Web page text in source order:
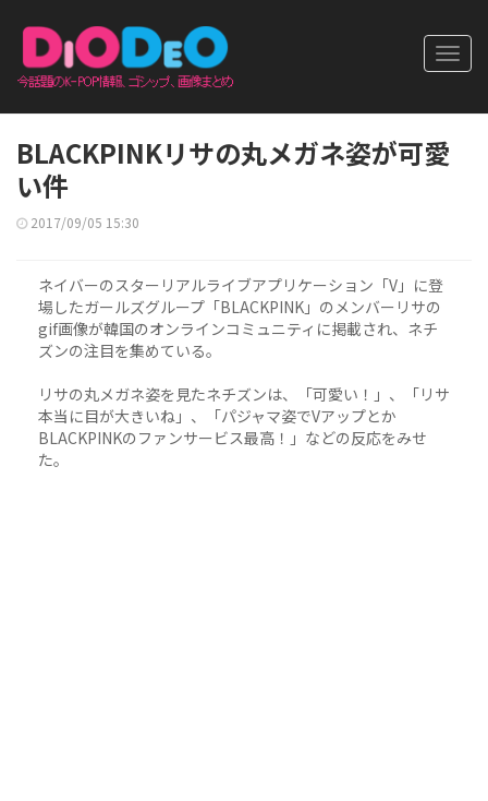
BLACKPINKリサの丸メガネ姿が可愛
い件
2017/09/05 15:30
ネイバーのスターリアルライブアプリケーション「V」に登
場したガールズグループ「BLACKPINK」のメンバーリサの
gif画像が韓国のオンラインコミュニティに掲載され、ネチ
ズンの注目を集めている。
リサの丸メガネ姿を見たネチズンは、「可愛い！」、「リサ
本当に目が大きいね」、「パジャマ姿でVアップとか
BLACKPINKのファンサービス最高！」などの反応をみせ
た。